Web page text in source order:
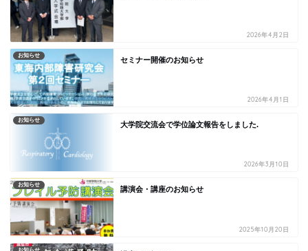
2026年4月2日
お知らせ
セミナー開催のお知らせ
2026年4月1日
お知らせ
大学院交流会で学位論文報告をしました.
2026年3月10日
お知らせ
講演会・講座のお知らせ
2025年10月20日
お知らせ